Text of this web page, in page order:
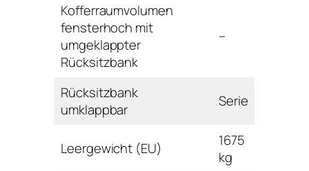
Kofferraumvolumen
fensterhoch mit
umgeklappter
Rücksitzbank
–
Rücksitzbank
umklappbar
Serie
Leergewicht (EU)
1675
kg